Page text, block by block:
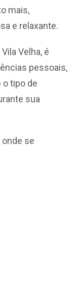
mais,
e relaxante.
Velha, é
pessoais,
o tipo de
sua
se